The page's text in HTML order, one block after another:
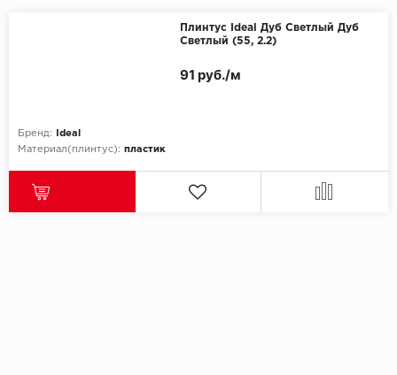
Плинтус Ideal Дуб Светлый Дуб
Светлый (55, 2.2)
Бренд:
Ideal
Материал(плинтус): пластик
91 руб./м